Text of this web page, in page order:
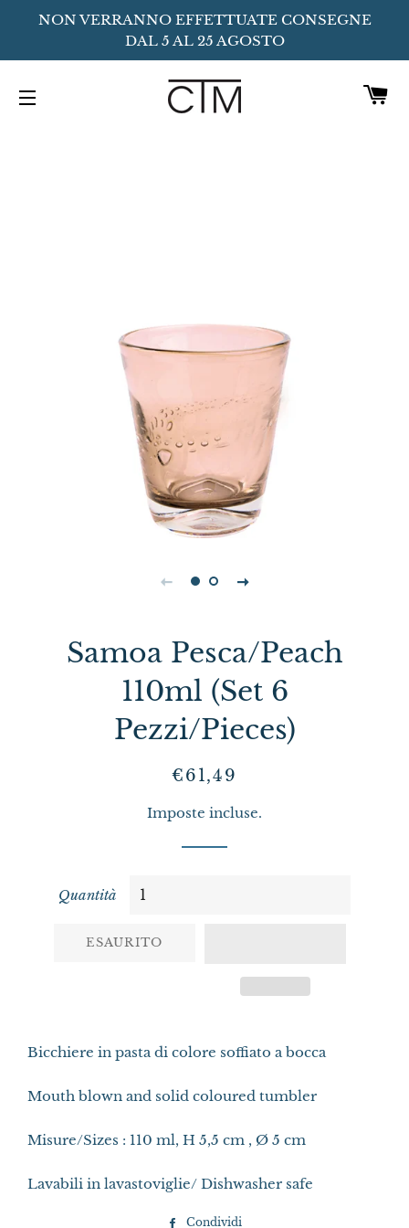
NON VERRANNO EFFETTUATE CONSEGNE
DAL 5 AL 25 AGOSTO
Samoa Pesca/Peach
110ml (Set 6
Pezzi/Pieces)
Prezzo
listino
Prezzo
€61,49
Imposte incluse.
Quantità
ESAURITO
Bicchiere in pasta di colore soffiato a bocca
Mouth blown and solid coloured tumbler
Misure/Sizes : 110 ml, H 5,5 cm , Ø 5 cm
Lavabili in lavastoviglie/ Dishwasher safe
Condividi